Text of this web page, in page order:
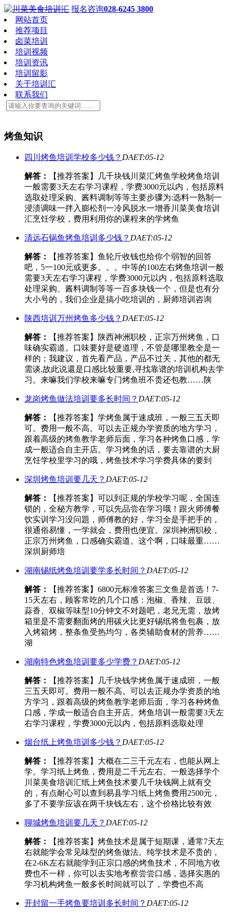
报名咨询028-6245 3800
网站首页
推荐项目
卤菜培训
培训视频
培训资讯
培训留影
关于培训汇
联系我们
烤鱼知识
四川烤鱼培训学校多少钱？ DAET:05-12
解答：
【推荐答案】几千块钱川菜汇烤鱼学校烤鱼培训
一般需要3天左右学习课程，学费3000元以内，包括原料
选取处理采购、酱料调制等等主要步骤为:选料一熟制一
浸渍调味一拌入膨松剂一冷风脱水一增香川菜美食培训
汇烹饪学校，费用利用你的课程来的学烤鱼
清远石锅鱼烤鱼培训多少钱？ DAET:05-12
解答：
【推荐答案】鱼轮斤收钱也给你个弱智的回答
吧，5一100元或更多。。。中等的100左右烤鱼培训一般
需要3天左右学习课程，学费3000元以内，包括原料选取
处理采购、酱料调制等等一百多块钱一个，但是也有分
大小号的，我们企业是搞小吃培训的，厨师培训咨询
陕西培训万州烤鱼多少钱？ DAET:05-12
解答：
【推荐答案】陕西神洲职校，正宗万州烤鱼，口
味确实霸道。口味要好是硬道理，不管是哪里教全是一
样的；我建议，首先看产品，产品不过关，其他的都无
需谈,故此说還是口感比较重要,寻找靠谱的培训机构去学
习。来嘛我们学校来嘛专门烤鱼班不贵还包教……陕
龙岗烤鱼做法培训要多长时间？ DAET:05-12
解答：
【推荐答案】学烤鱼属于速成班，一般三五天即
可。费用一般不高。可以去正规办学资质的地方学习，
跟着高级的烤鱼教学老师后面，学习各种烤鱼口感，学
成一般适合自主开店。学习烤鱼的话，要去靠谱的大厨
烹饪学校里学习的哦，烤鱼技术学习学费具体的要到
深圳烤鱼培训要几天？ DAET:05-12
解答：
【推荐答案】可以到正规的学校学习呢，全国连
锁的，全秘方教学，可以先品尝在学习哦！跟火师傅餐
饮实训学习没问題，师傅教的好，学习全是手把手的，
很通俗易懂，一学就会，费用也便宜。深圳神洲职校，
正宗万州烤鱼，口感确实霸道。这个啊，口味最重……
深圳厨师培
湖南锡纸烤鱼培训要学多长时间？ DAET:05-12
解答：
【推荐答案】6800元标准答案三文鱼是首选！7-
15天左右，顾客常吃的几个口感：泡椒、香辣、豆豉、
蒜香、双椒等味型10分钟文不对题吧，老兄无需，放烤
箱里是不需要翻面烤的用碳火比更好锡纸将鱼包裹，放
入烤箱烤，整条鱼受热均匀，各类辅助食材的营养……
湖
湖南特色烤鱼培训要多少学费？ DAET:05-12
解答：
【推荐答案】几千块钱学烤鱼属于速成班，一般
三五天即可。费用一般不高。可以去正规办学资质的地
方学习，跟着高级的烤鱼教学老师后面，学习各种烤鱼
口感，学成一般适合自主开店。烤鱼培训一般需要3天左
右学习课程，学费3000元以内，包括原料选取处理
烟台纸上烤鱼培训多少钱？ DAET:05-12
解答：
【推荐答案】大概在二三千元左右，也能从网上
学。学习纸上烤鱼，费用是二千元左右。一般选择学个
川菜美食培训汇纸上烤鱼技术要几千块钱网上就有交
的，有点耐心可以查到易县学习纸上烤鱼费用2500元，
多了不要学应该在两千块钱左右，这个价格比较有效
聊城烤鱼培训要几天？ DAET:05-12
解答：
【推荐答案】烤鱼技术是属于短期课，通常7天左
右就能学会常见味型的烤鱼做法。纯学技术是不贵的，
在2-6K左右就能学到正宗口感的烤鱼技术，不同地方收
费也不一样，你可以去实地考察尝尝口感，选择实惠的
学习机构烤鱼一般多长时间就可以了，学费也不高
开封留一手烤鱼要培训多长时间？ DAET:05-12